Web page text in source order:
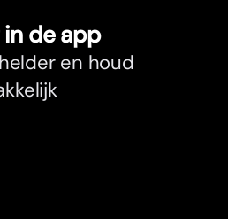
de app
en houd